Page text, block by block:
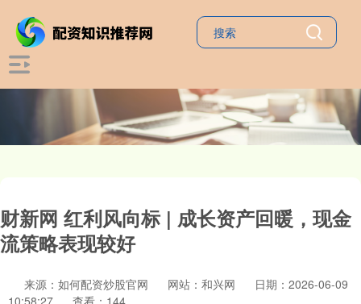
财新网 红利风向标 | 成长资产回暖，现金
流策略表现较好
来源：如何配资炒股官网 网站：和兴网
日期：2026-06-09
10:58:27
查看：144